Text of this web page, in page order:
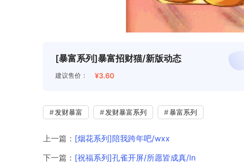
[暴富系列]暴富招财猫/新版动态
建议售价： ¥3.60
发财暴富 发财暴富系列 暴富系列
上一篇： [烟花系列]陪我跨年吧/wxx
下一篇： [祝福系列]孔雀开屏/所愿皆成真/ln